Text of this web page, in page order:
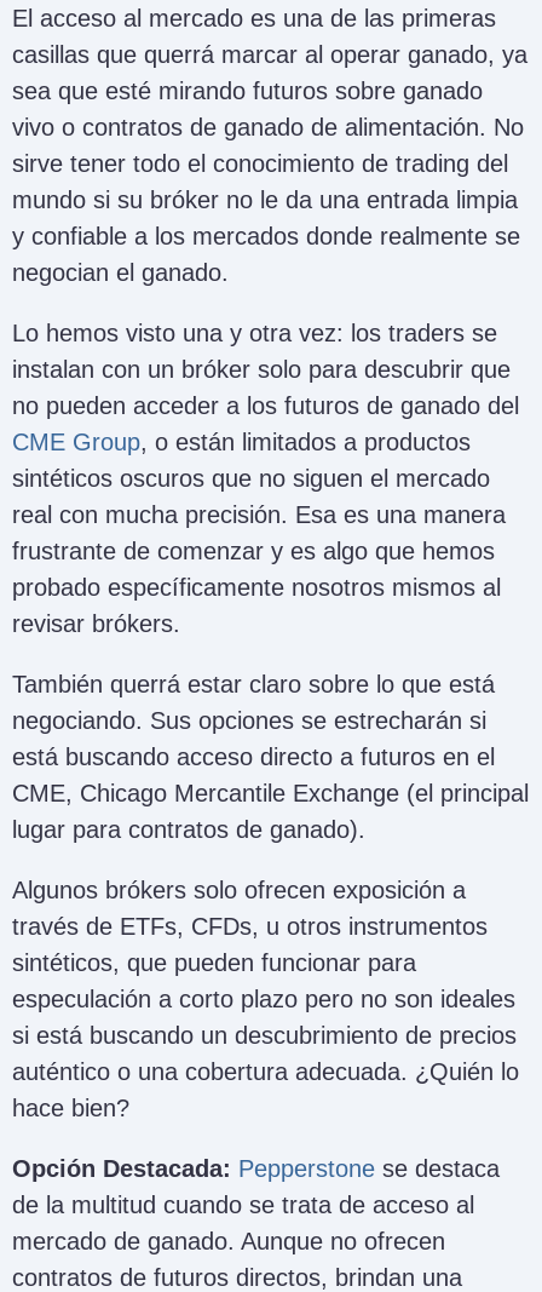
El acceso al mercado es una de las primeras
casillas que querrá marcar al operar ganado, ya
sea que esté mirando futuros sobre ganado
vivo o contratos de ganado de alimentación. No
sirve tener todo el conocimiento de trading del
mundo si su bróker no le da una entrada limpia
y confiable a los mercados donde realmente se
negocian el ganado.
Lo hemos visto una y otra vez: los traders se
instalan con un bróker solo para descubrir que
no pueden acceder a los futuros de ganado del
CME Group, o están limitados a productos
sintéticos oscuros que no siguen el mercado
real con mucha precisión. Esa es una manera
frustrante de comenzar y es algo que hemos
probado específicamente nosotros mismos al
revisar brókers.
También querrá estar claro sobre lo que está
negociando. Sus opciones se estrecharán si
está buscando acceso directo a futuros en el
CME, Chicago Mercantile Exchange (el principal
lugar para contratos de ganado).
Algunos brókers solo ofrecen exposición a
través de ETFs, CFDs, u otros instrumentos
sintéticos, que pueden funcionar para
especulación a corto plazo pero no son ideales
si está buscando un descubrimiento de precios
auténtico o una cobertura adecuada. ¿Quién lo
hace bien?
Opción Destacada: Pepperstone se destaca
de la multitud cuando se trata de acceso al
mercado de ganado. Aunque no ofrecen
contratos de futuros directos, brindan una